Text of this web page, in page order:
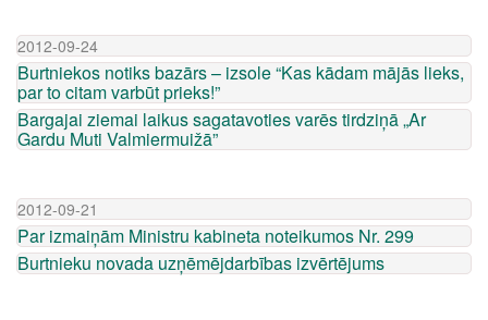
2012-09-24
Burtniekos notiks bazārs – izsole “Kas kādam mājās lieks,
par to citam varbūt prieks!”
Bargajai ziemai laikus sagatavoties varēs tirdziņā „Ar
Gardu Muti Valmiermuižā”
2012-09-21
Par izmaiņām Ministru kabineta noteikumos Nr. 299
Burtnieku novada uzņēmējdarbības izvērtējums